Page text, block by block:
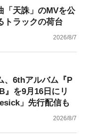
「天誅」のMVを公
トラックの荷台
2026/8/7
、6thアルバム『P
』を9月16日にリ
」先行配信も
2026/8/7